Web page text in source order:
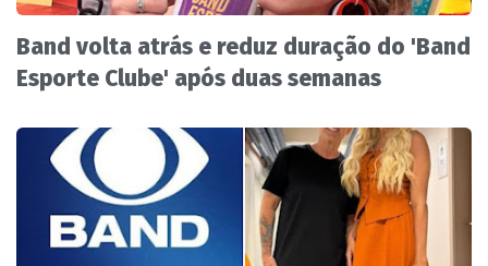
Band volta atrás e reduz duração do 'Band
Esporte Clube' após duas semanas